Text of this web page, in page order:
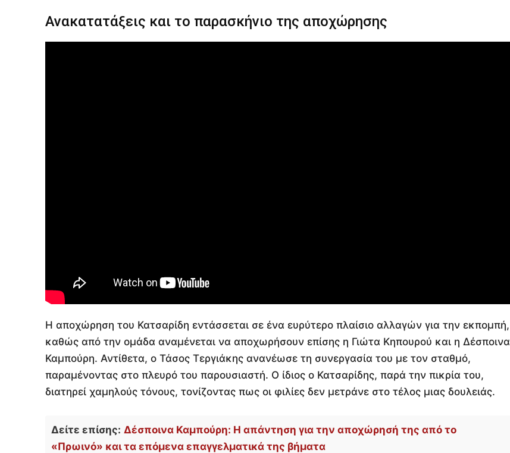
Ανακατατάξεις και το παρασκήνιο της αποχώρησης
Η αποχώρηση του Κατσαρίδη εντάσσεται σε ένα ευρύτερο πλαίσιο αλλαγών για την εκπομπή,
καθώς από την ομάδα αναμένεται να αποχωρήσουν επίσης η Γιώτα Κηπουρού και η Δέσποινα
Καμπούρη. Αντίθετα, ο Τάσος Τεργιάκης ανανέωσε τη συνεργασία του με τον σταθμό,
παραμένοντας στο πλευρό του παρουσιαστή. Ο ίδιος ο Κατσαρίδης, παρά την πικρία του,
διατηρεί χαμηλούς τόνους, τονίζοντας πως οι φιλίες δεν μετράνε στο τέλος μιας δουλειάς.
Δείτε επίσης: Δέσποινα Καμπούρη: Η απάντηση για την αποχώρησή της από το
«Πρωινό» και τα επόμενα επαγγελματικά της βήματα